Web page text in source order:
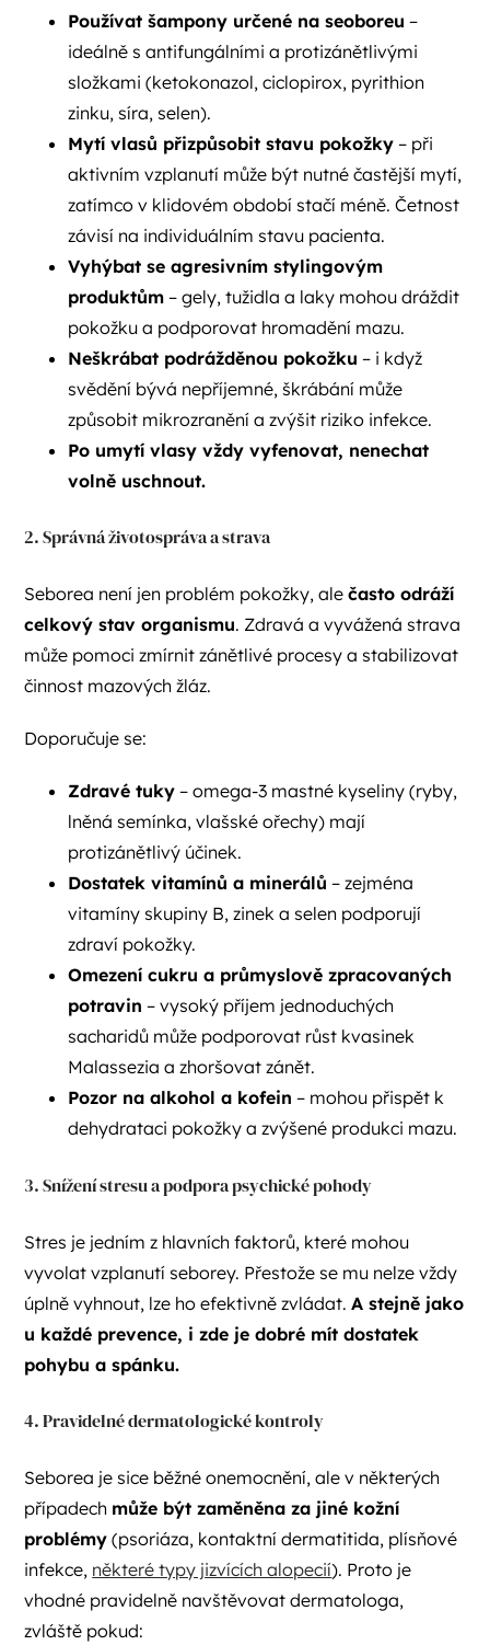
Používat šampony určené na seoboreu –
ideálně s antifungálními a protizánětlivými
složkami (ketokonazol, ciclopirox, pyrithion
zinku, síra, selen).
Mytí vlasů přizpůsobit stavu pokožky – při
aktivním vzplanutí může být nutné častější mytí,
zatímco v klidovém období stačí méně. Četnost
závisí na individuálním stavu pacienta.
Vyhýbat se agresivním stylingovým
produktům – gely, tužidla a laky mohou dráždit
pokožku a podporovat hromadění mazu.
Neškrábat podrážděnou pokožku – i když
svědění bývá nepříjemné, škrábání může
způsobit mikrozranění a zvýšit riziko infekce.
Po umytí vlasy vždy vyfenovat, nenechat
volně uschnout.
2. Správná životospráva a strava
Seborea není jen problém pokožky, alečasto odráží
celkový stav organismu. Zdravá a vyvážená strava
může pomoci zmírnit zánětlivé procesy a stabilizovat
činnost mazových žláz.
Doporučuje se:
Zdravé tuky – omega-3 mastné kyseliny (ryby,
lněná semínka, vlašské ořechy) mají
protizánětlivý účinek.
Dostatek vitamínů a minerálů – zejména
vitamíny skupiny B, zinek a selen podporují
zdraví pokožky.
Omezení cukru a průmyslově zpracovaných
potravin – vysoký příjem jednoduchých
sacharidů může podporovat růst kvasinek
Malassezia a zhoršovat zánět.
Pozor na alkohol a kofein – mohou přispět k
dehydrataci pokožky a zvýšené produkci mazu.
3. Snížení stresu a podpora psychické pohody
Stres je jedním z hlavních faktorů, které mohou
vyvolat vzplanutí seborey. Přestože se mu nelze vždy
úplně vyhnout, lze ho efektivně zvládat.A stejně jako
u každé prevence, i zde je dobré mít dostatek
pohybu a spánku.
4. Pravidelné dermatologické kontroly
Seborea je sice běžné onemocnění, ale v některých
případech může být zaměněna za jiné kožní
problémy (psoriáza, kontaktní dermatitida, plísňové
infekce, některé typy jizvících alopecií). Proto je
vhodné pravidelně navštěvovat dermatologa,
zvláště pokud: